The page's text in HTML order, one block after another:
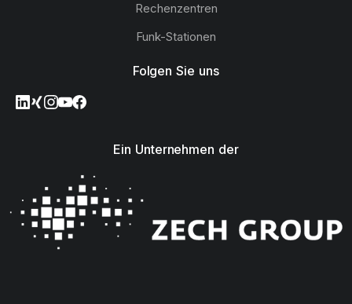
Rechenzentren
Funk-Stationen
Folgen Sie uns
Ein Unternehmen der